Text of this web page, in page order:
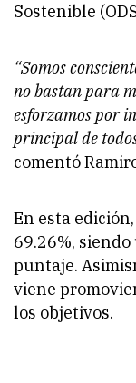
Sostenible
“Somos
no bastan para
esforzamos por
principal de
comentó
En esta
69.26%,
puntaje.
viene
los objetivos.